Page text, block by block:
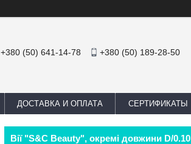
+380 (50) 641-14-78 +380 (50) 189-28-50
ДОСТАВКА И ОПЛАТА СЕРТИФИКАТЫ
Вії "S&C Beauty", окремі довжини D/0.10